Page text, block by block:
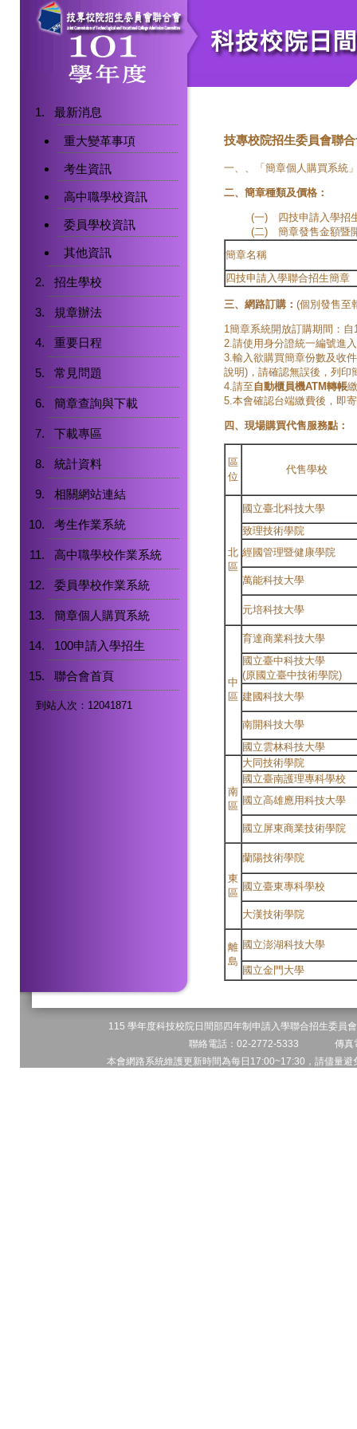
最新消息
重大變革事項
考生資訊
高中職學校資訊
委員學校資訊
其他資訊
招生學校
規章辦法
重要日程
常見問題
簡章查詢與下載
下載專區
統計資料
相關網站連結
考生作業系統
高中職學校作業系統
委員學校作業系統
簡章個人購買系統
100申請入學招生
聯合會首頁
到站人次：12041871
技專校院招生委員會聯
一、、「簡章個人購買系統
二、簡章種類及價格：
(一)
四技申請入學招
(二)
簡章發售金額暨
簡章名稱
四技申請入學聯合招生簡章
三、網路訂購： (個別發售至
1簡章系統開放訂購期間：自
2.請使用身分證統一編號進入
3.輸入欲購買簡章份數及收
說明)，請確認無誤後，列印
4.請至自動櫃員機ATM轉帳
5.本會確認台端繳費後，即
四、現場購買代售服務點：
區
位
代售學校
北
區
國立臺北科技大學
致理技術學院
經國管理暨健康學院
萬能科技大學
元培科技大學
中
區
育達商業科技大學
國立臺中科技大學
(原國立臺中技術學院)
建國科技大學
南開科技大學
國立雲林科技大學
南
區
大同技術學院
國立臺南護理專科學校
國立高雄應用科技大學
國立屏東商業技術學院
東
區
蘭陽技術學院
國立臺東專科學校
大漢技術學院
離
島
國立澎湖科技大學
國立金門大學
115 學年度科技校院日間部四年制申請入學聯合招生委
聯絡電話：02-2772-5333 傳
本會網路系統維護更新時間為每日17:00~17:30，請儘量